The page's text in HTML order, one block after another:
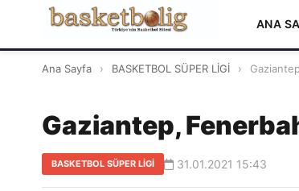
ANA
Ana Sayfa › BASKETBOL SÜPER LİGİ ›
Gaziantep,
BASKETBOL SÜPER LİGİ 31.01.2021 15:43